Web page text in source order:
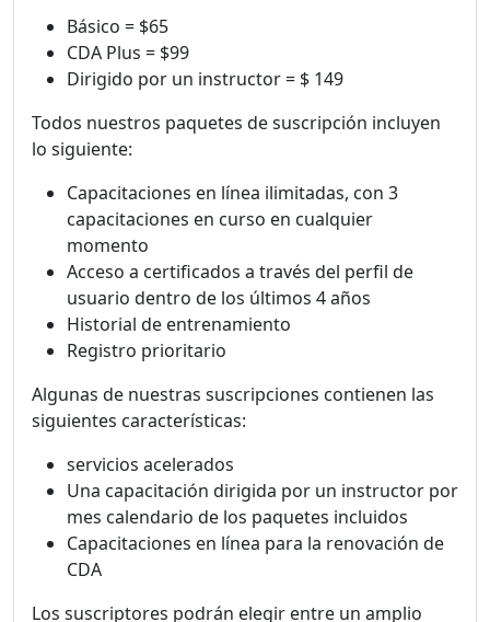
Básico = $65
CDA Plus = $99
Dirigido por un instructor = $ 149
Todos nuestros paquetes de suscripción incluyen
lo siguiente:
Capacitaciones en línea ilimitadas, con 3
capacitaciones en curso en cualquier
momento
Acceso a certificados a través del perfil de
usuario dentro de los últimos 4 años
Historial de entrenamiento
Registro prioritario
Algunas de nuestras suscripciones contienen las
siguientes características:
servicios acelerados
Una capacitación dirigida por un instructor por
mes calendario de los paquetes incluidos
Capacitaciones en línea para la renovación de
CDA
Los suscriptores podrán elegir entre un amplio